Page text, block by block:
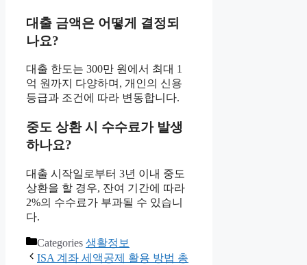
대출 금액은 어떻게 결정되
나요?
대출 한도는 300만 원에서 최대 1
억 원까지 다양하며, 개인의 신용
등급과 조건에 따라 변동합니다.
중도 상환 시 수수료가 발생
하나요?
대출 시작일로부터 3년 이내 중도
상환을 할 경우, 잔여 기간에 따라
2%의 수수료가 부과될 수 있습니
다.
Categories 생활정보
ISA 계좌 세액공제 활용 방법 총